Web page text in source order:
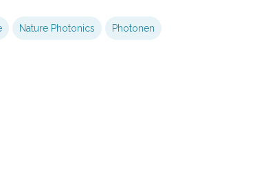
Nature Photonics Photonen